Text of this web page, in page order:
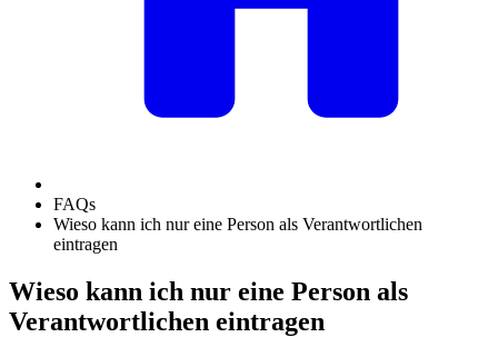
FAQs
Wieso kann ich nur eine Person als Verantwortlichen
eintragen
Wieso kann ich nur eine Person als
Verantwortlichen eintragen